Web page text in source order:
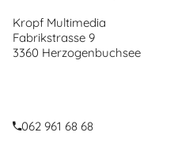
Kropf Multimedia
Fabrikstrasse 9
3360 Herzogenbuchsee
062 961 68 68